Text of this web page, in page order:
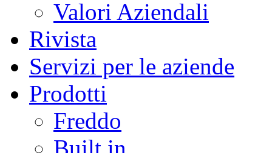
Valori Aziendali
Rivista
Servizi per le aziende
Prodotti
Freddo
Built in